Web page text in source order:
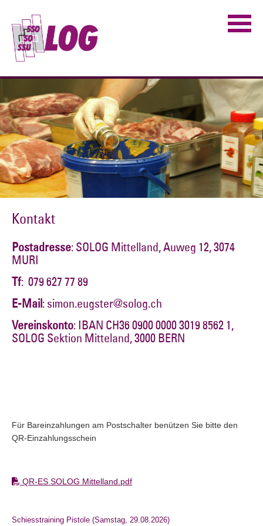
Kontakt
Postadresse: SOLOG Mittelland, Auweg 12, 3074
MURI
Tf: 079 627 77 89
E-Mail: simon.eugster@solog.ch
Vereinskonto: IBAN CH36 0900 0000 3019 8562 1,
SOLOG Sektion Mitteland, 3000 BERN
Für Bareinzahlungen am Postschalter benützen Sie bitte den
QR-Einzahlungsschein
QR-ES SOLOG Mittelland.pdf
Schiesstraining Pistole (Samstag, 29.08.2026)